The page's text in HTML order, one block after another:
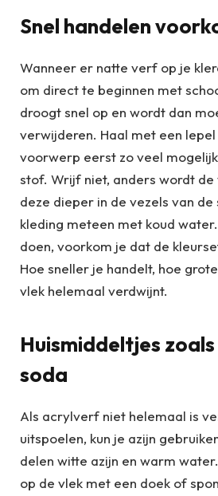
Snel handelen
Wanneer er natte verf op je
om direct te beginnen met
droogt snel op en wordt dan
verwijderen. Haal met een
voorwerp eerst zo veel
stof. Wrijf niet, anders wordt
deze dieper in de vezels van
kleding meteen met koud
doen, voorkom je dat de
Hoe sneller je handelt, hoe
vlek helemaal verdwijnt.
Huismiddeltjes
soda
Als acrylverf niet helemaal is
uitspoelen, kun je azijn
delen witte azijn en warm
op de vlek met een doek of